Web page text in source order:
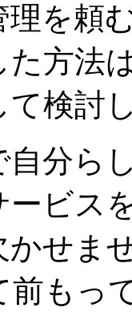
理を頼
た方法
て検討
自分ら
ービス
せま
前もっ